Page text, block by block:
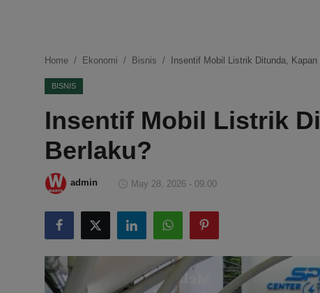
Ekonomi
Internasional
Teknologi
Hiburan
Kesehatan
Home Ekonomi Bisnis Insentif Mobil Listrik Ditunda,
BISNIS
Insentif Mobil Listrik
Berlaku?
admin May 28, 2026 - 09:00